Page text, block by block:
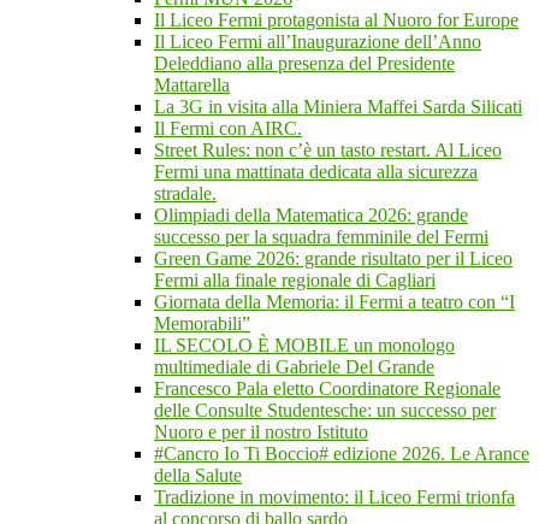
Il Liceo Fermi protagonista al Nuoro for Europe
Il Liceo Fermi all’Inaugurazione dell’Anno
Deleddiano alla presenza del Presidente
Mattarella
La 3G in visita alla Miniera Maffei Sarda Silicati
Il Fermi con AIRC.
Street Rules: non c’è un tasto restart. Al Liceo
Fermi una mattinata dedicata alla sicurezza
stradale.
Olimpiadi della Matematica 2026: grande
successo per la squadra femminile del Fermi
Green Game 2026: grande risultato per il Liceo
Fermi alla finale regionale di Cagliari
Giornata della Memoria: il Fermi a teatro con “I
Memorabili”
IL SECOLO È MOBILE un monologo
multimediale di Gabriele Del Grande
Francesco Pala eletto Coordinatore Regionale
delle Consulte Studentesche: un successo per
Nuoro e per il nostro Istituto
#Cancro Io Ti Boccio# edizione 2026. Le Arance
della Salute
Tradizione in movimento: il Liceo Fermi trionfa
al concorso di ballo sardo